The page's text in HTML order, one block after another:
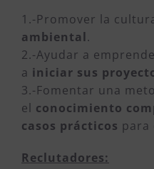
1.-Promover la
ambiental.
2.-Ayudar a
a iniciar sus
3.-Fomentar una
el conocimiento
casos prácticos para
Reclutadores: